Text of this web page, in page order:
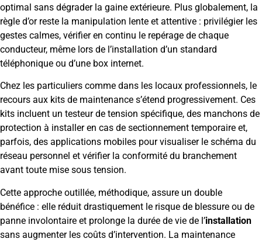
optimal sans dégrader la gaine extérieure. Plus globalement, la
règle d’or reste la manipulation lente et attentive : privilégier les
gestes calmes, vérifier en continu le repérage de chaque
conducteur, même lors de l’installation d’un standard
téléphonique ou d’une box internet.
Chez les particuliers comme dans les locaux professionnels, le
recours aux kits de maintenance s’étend progressivement. Ces
kits incluent un testeur de tension spécifique, des manchons de
protection à installer en cas de sectionnement temporaire et,
parfois, des applications mobiles pour visualiser le schéma du
réseau personnel et vérifier la conformité du branchement
avant toute mise sous tension.
Cette approche outillée, méthodique, assure un double
bénéfice : elle réduit drastiquement le risque de blessure ou de
panne involontaire et prolonge la durée de vie de l’installation
sans augmenter les coûts d’intervention. La maintenance